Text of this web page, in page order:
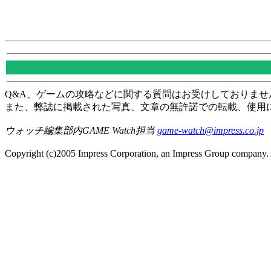
Q&A、ゲームの攻略などに関する質問はお受けしておりませ
また、弊誌に掲載された写真、文章の無許諾での転載、使
ウォッチ編集部内GAME Watch担当 game-watch@impress.co.jp
Copyright (c)2005 Impress Corporation, an Impress Group